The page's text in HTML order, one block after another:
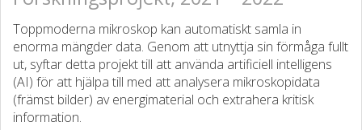
Toppmoderna mikroskop kan automatiskt samla in
enorma mängder data. Genom att utnyttja sin förmåga fullt
ut, syftar detta projekt till att använda artificiell intelligens
(AI) för att hjälpa till med att analysera mikroskopidata
(främst bilder) av energimaterial och extrahera kritisk
information.